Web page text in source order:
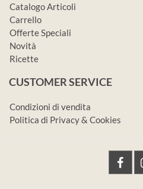
Catalogo Articoli
Carrello
Offerte Speciali
Novità
Ricette
CUSTOMER SERVICE
Condizioni di vendita
Politica di Privacy & Cookies